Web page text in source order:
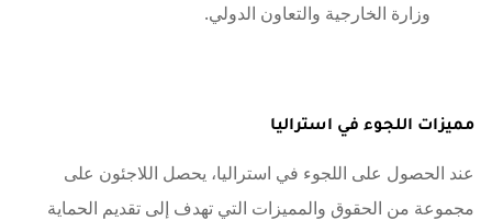
وزارة الخارجية والتعاون الدولي.
مميزات اللجوء في استراليا
عند الحصول على اللجوء في استراليا، يحصل اللاجئون على
مجموعة من الحقوق والمميزات التي تهدف إلى تقديم الحماية